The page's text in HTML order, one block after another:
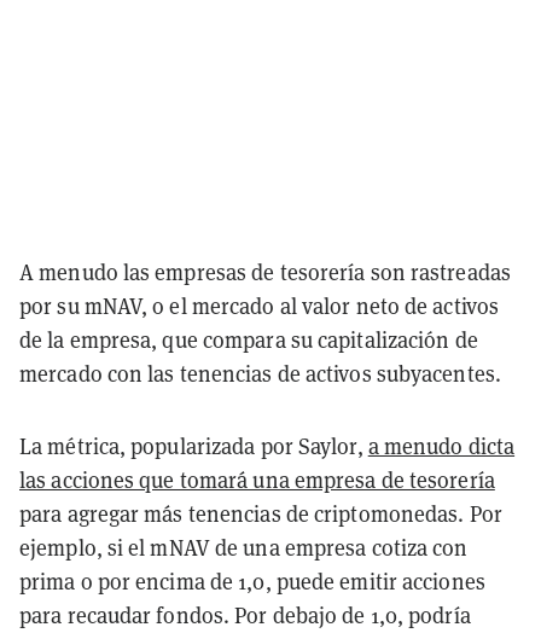
A menudo las empresas de tesorería son rastreadas
por su mNAV, o el mercado al valor neto de activos
de la empresa, que compara su capitalización de
mercado con las tenencias de activos subyacentes.
La métrica, popularizada por Saylor, a menudo dicta
las acciones que tomará una empresa de tesorería
para agregar más tenencias de criptomonedas. Por
ejemplo, si el mNAV de una empresa cotiza con
prima o por encima de 1,0, puede emitir acciones
para recaudar fondos. Por debajo de 1,0, podría